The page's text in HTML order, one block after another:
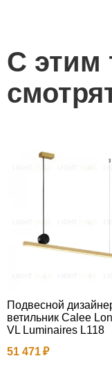
С этим
Подвесной
ветильник Calee
VL Luminaires L118
51 471